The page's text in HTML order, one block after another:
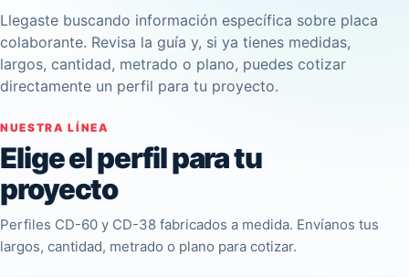
Llegaste buscando información específica sobre placa
colaborante. Revisa la guía y, si ya tienes medidas,
largos, cantidad, metrado o plano, puedes cotizar
directamente un perfil para tu proyecto.
NUESTRA LÍNEA
Elige el perfil para tu
proyecto
Perfiles CD-60 y CD-38 fabricados a medida. Envíanos tus
largos, cantidad, metrado o plano para cotizar.